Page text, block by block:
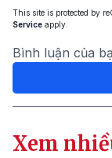
This site is protected by
Service apply.
Bình luận của
Xem